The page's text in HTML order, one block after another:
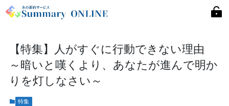
【特集】人がすぐに行動できない理由
～暗いと嘆くより、あなたが進んで明か
りを灯しなさい～
特集